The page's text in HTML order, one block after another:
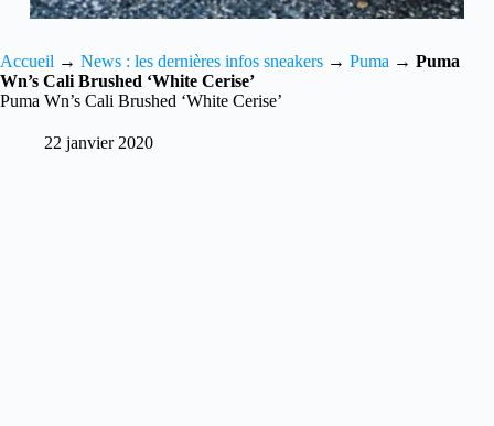
Accueil → News : les dernières infos sneakers → Puma → Puma
Wn’s Cali Brushed ‘White Cerise’
Puma Wn’s Cali Brushed ‘White Cerise’
22 janvier 2020